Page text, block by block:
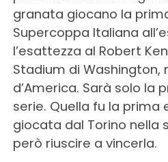
granata giocano la
Supercoppa Italiana
l’esattezza al Robert
Stadium di Washington,
d’America. Sarà solo la
serie. Quella fu la prima
giocata dal Torino nella
però riuscire a vincerla.